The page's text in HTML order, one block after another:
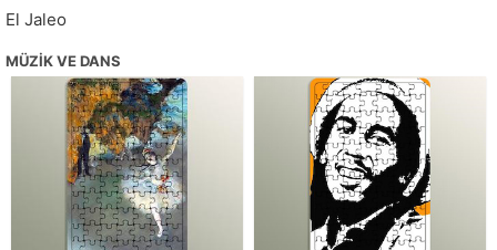
El Jaleo
MÜZIK VE DANS